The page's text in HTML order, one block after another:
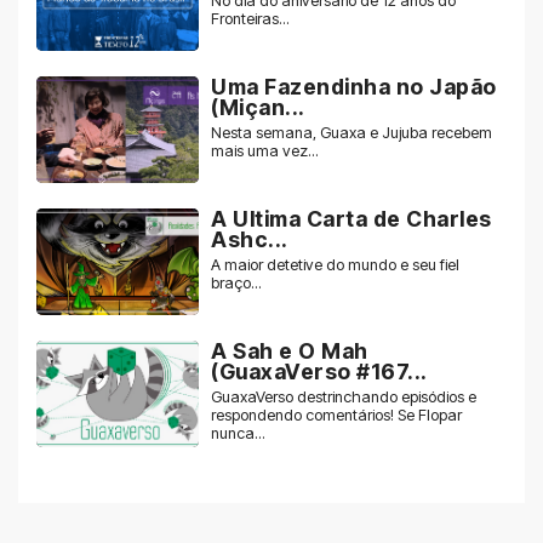
Fronteiras...
Uma Fazendinha no Japão
(Miçan...
Nesta semana, Guaxa e Jujuba recebem
mais uma vez...
A Ultima Carta de Charles
Ashc...
A maior detetive do mundo e seu fiel
braço...
A Sah e O Mah
(GuaxaVerso #167...
GuaxaVerso destrinchando episódios e
respondendo comentários! Se Flopar
nunca...